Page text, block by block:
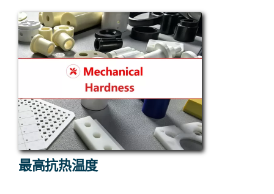
最高抗热温度